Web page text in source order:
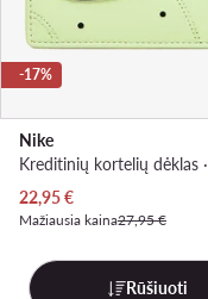
-17%
Nike
Dabartinė kaina
22,95€
Mažiausia kaina27,95 €
Rūšiuoti